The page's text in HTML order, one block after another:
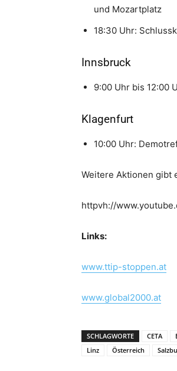
und Mozartplatz
18:30 Uhr:
Innsbruck
9:00 Uhr bis 12:00
Klagenfurt
10:00 Uhr:
Weitere Aktionen gibt
httpvh://
Links:
www.ttip-stoppen.at
www.global2000.at
SCHLAGWORTE CETA
Linz
Österreich